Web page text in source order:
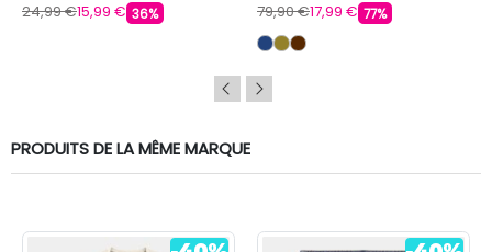
24,99 €15,99 € 36% 79,90 €17,99 € 77%
PRODUITS DE LA MÊME MARQUE